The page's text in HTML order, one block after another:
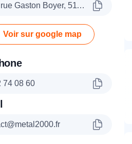
9-11, rue Gaston Boyer, 51100 Reims
Voir sur google map
74 08 60